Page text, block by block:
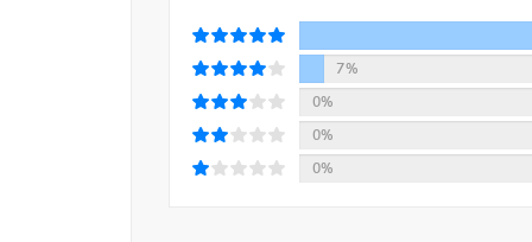
7%
0%
0%
0%